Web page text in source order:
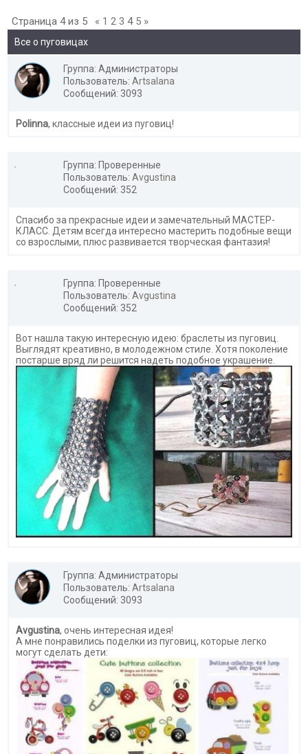
Страница 4из 5 « 1 2 3 4 5 »
Все о пуговицах
Группа: Администраторы
Пользователь: Artsalana
Сообщений: 3093
Polinna, классные идеи из пуговиц!
Группа: Проверенные
Пользователь: Avgustina
Сообщений: 352
Спасибо за прекрасные идеи и замечательный МАСТЕР-
КЛАСС. Детям всегда интересно мастерить подобные вещи
со взрослыми, плюс развивается творческая фантазия!
Группа: Проверенные
Пользователь: Avgustina
Сообщений: 352
Вот нашла такую интересную идею: браслеты из пуговиц.
Выглядят креативно, в молодежном стиле. Хотя поколение
постарше вряд ли решится надеть подобное украшение.
Группа: Администраторы
Пользователь: Artsalana
Сообщений: 3093
Avgustina, очень интересная идея!
А мне понравились поделки из пуговиц, которые легко
могут сделать дети: